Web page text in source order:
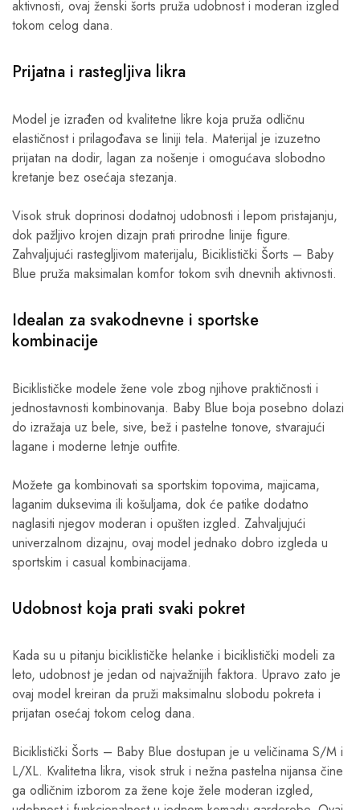
aktivnosti, ovaj ženski šorts pruža udobnost i moderan izgled
tokom celog dana.
Prijatna i rastegljiva likra
Model je izrađen od kvalitetne likre koja pruža odličnu
elastičnost i prilagođava se liniji tela. Materijal je izuzetno
prijatan na dodir, lagan za nošenje i omogućava slobodno
kretanje bez osećaja stezanja.
Visok struk doprinosi dodatnoj udobnosti i lepom pristajanju,
dok pažljivo krojen dizajn prati prirodne linije figure.
Zahvaljujući rastegljivom materijalu, Biciklistički Šorts – Baby
Blue pruža maksimalan komfor tokom svih dnevnih aktivnosti.
Idealan za svakodnevne i sportske
kombinacije
Biciklističke modele žene vole zbog njihove praktičnosti i
jednostavnosti kombinovanja. Baby Blue boja posebno dolazi
do izražaja uz bele, sive, bež i pastelne tonove, stvarajući
lagane i moderne letnje outfite.
Možete ga kombinovati sa sportskim topovima, majicama,
laganim duksevima ili košuljama, dok će patike dodatno
naglasiti njegov moderan i opušten izgled. Zahvaljujući
univerzalnom dizajnu, ovaj model jednako dobro izgleda u
sportskim i casual kombinacijama.
Udobnost koja prati svaki pokret
Kada su u pitanju biciklističke helanke i biciklistički modeli za
leto, udobnost je jedan od najvažnijih faktora. Upravo zato je
ovaj model kreiran da pruži maksimalnu slobodu pokreta i
prijatan osećaj tokom celog dana.
Biciklistički Šorts – Baby Blue dostupan je u veličinama S/M i
L/XL. Kvalitetna likra, visok struk i nežna pastelna nijansa čine
ga odličnim izborom za žene koje žele moderan izgled,